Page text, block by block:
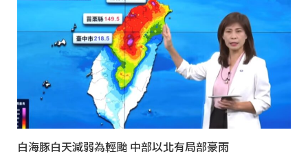
白海豚白天減弱為輕颱 中部以北有局部豪雨